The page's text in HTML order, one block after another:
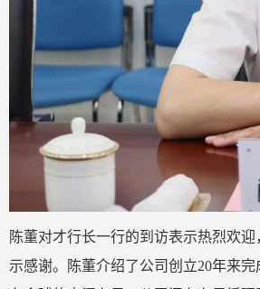
陈董对才行长一行的到访表示热烈欢
示感谢。陈董介绍了公司创立20年来